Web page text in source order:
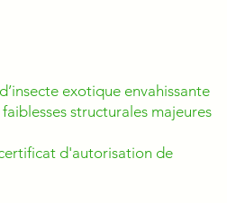
exotique envahissante
structurales majeures
d'autorisation de